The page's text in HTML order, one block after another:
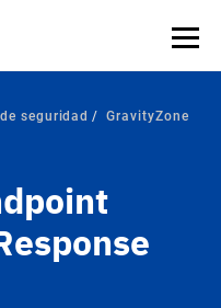
seguridad
GravityZone